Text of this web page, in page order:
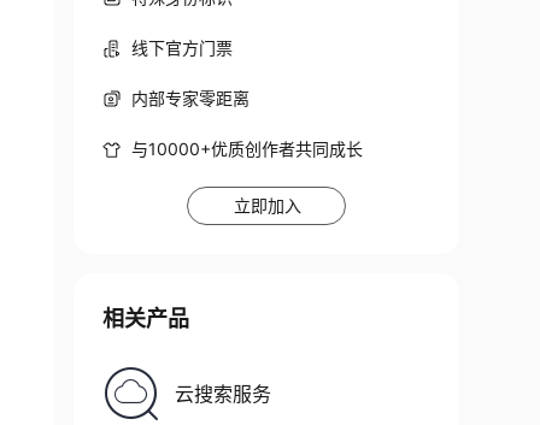
线下官方门票
内部专家零距离
与10000+优质创作者共同成长
立即加入
相关产品
云搜索服务